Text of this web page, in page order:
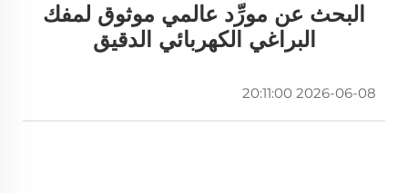
البحث عن مورِّد عالمي موثوق لمفك
البراغي الكهربائي الدقيق
2026-06-08 20:11:00